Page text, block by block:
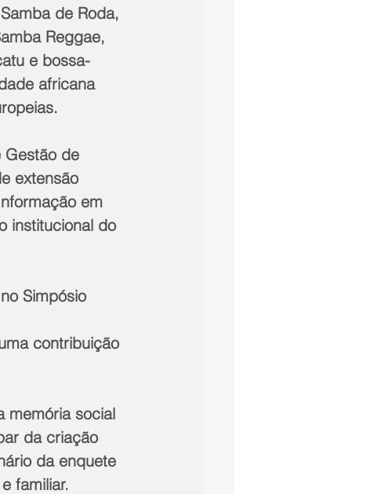
de Roda,
Reggae,
e bossa-
africana
Gestão de
extensão
em
institucional do
contribuição
da criação
da enquete
familiar.